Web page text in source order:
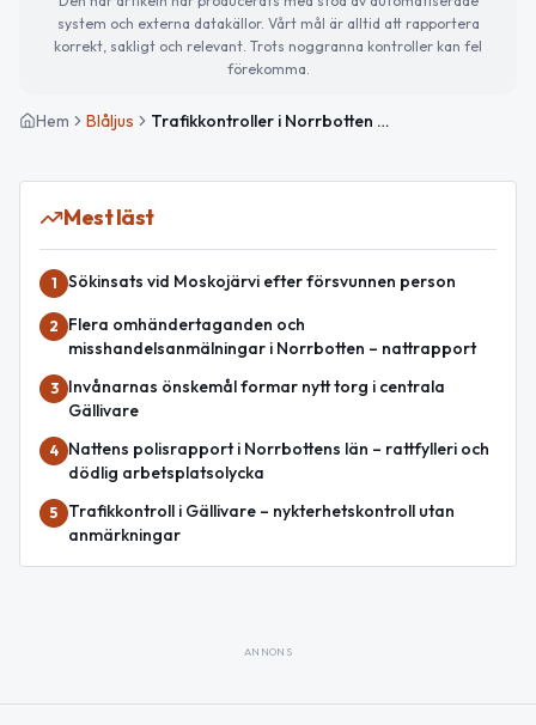
system och externa datakällor. Vårt mål är alltid att rapportera
korrekt, sakligt och relevant. Trots noggranna kontroller kan fel
förekomma.
Hem Blåljus Trafikkontroller i Norrbotten – få anmärkningar under nykterhetsinsats
Mest läst
1 Sökinsats vid Moskojärvi efter försvunnen person
2
Flera omhändertaganden och
misshandelsanmälningar i Norrbotten – nattrapport
3
Invånarnas önskemål formar nytt torg i centrala
Gällivare
4
Nattens polisrapport i Norrbottens län – rattfylleri och
dödlig arbetsplatsolycka
5
Trafikkontroll i Gällivare – nykterhetskontroll utan
anmärkningar
ANNONS